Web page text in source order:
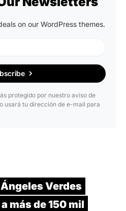
on our WordPress themes.
protegido por nuestro aviso de
usará tu dirección de e-mail para
Verdes
más de 150 mil